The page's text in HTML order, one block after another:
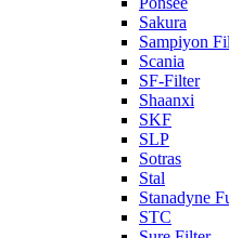
Sakura
Sampiyon
Scania
SF-Filter
Shaanxi
SKF
SLP
Sotras
Stal
Stanadyne
STC